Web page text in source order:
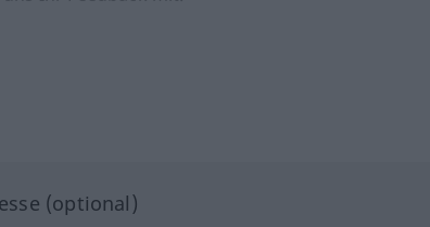
(optional)